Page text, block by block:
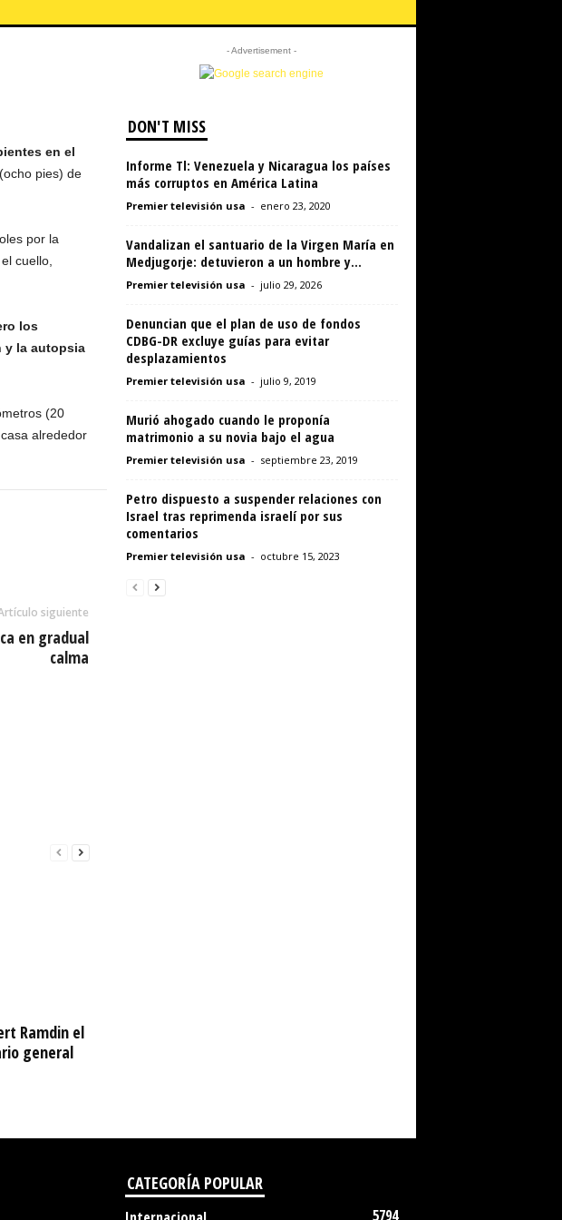
en el
pies) de
por la
cuello,
los
y la autopsia
(20
alrededor
siguiente
en gradual
calma
Ramdin el
general
- Advertisement -
DON'T MISS
Informe Tl: Venezuela y Nicaragua los países
más corruptos en América Latina
Premier televisión usa - enero 23, 2020
Vandalizan el santuario de la Virgen María en
Medjugorje: detuvieron a un hombre y...
Premier televisión usa - julio 29, 2026
Denuncian que el plan de uso de fondos
CDBG-DR excluye guías para evitar
desplazamientos
Premier televisión usa - julio 9, 2019
Murió ahogado cuando le proponía
matrimonio a su novia bajo el agua
Premier televisión usa - septiembre 23, 2019
Petro dispuesto a suspender relaciones con
Israel tras reprimenda israelí por sus
comentarios
Premier televisión usa - octubre 15, 2023
CATEGORÍA POPULAR
5794